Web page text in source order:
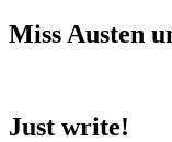
Miss Austen
Just write!